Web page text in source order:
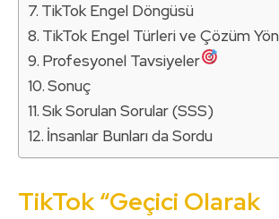
TikTok Engel Döngüsü
TikTok Engel Türleri ve Çözüm
Profesyonel Tavsiyeler
Sonuç
Sık Sorulan Sorular (SSS)
İnsanlar Bunları da Sordu
TikTok “Geçici Olarak